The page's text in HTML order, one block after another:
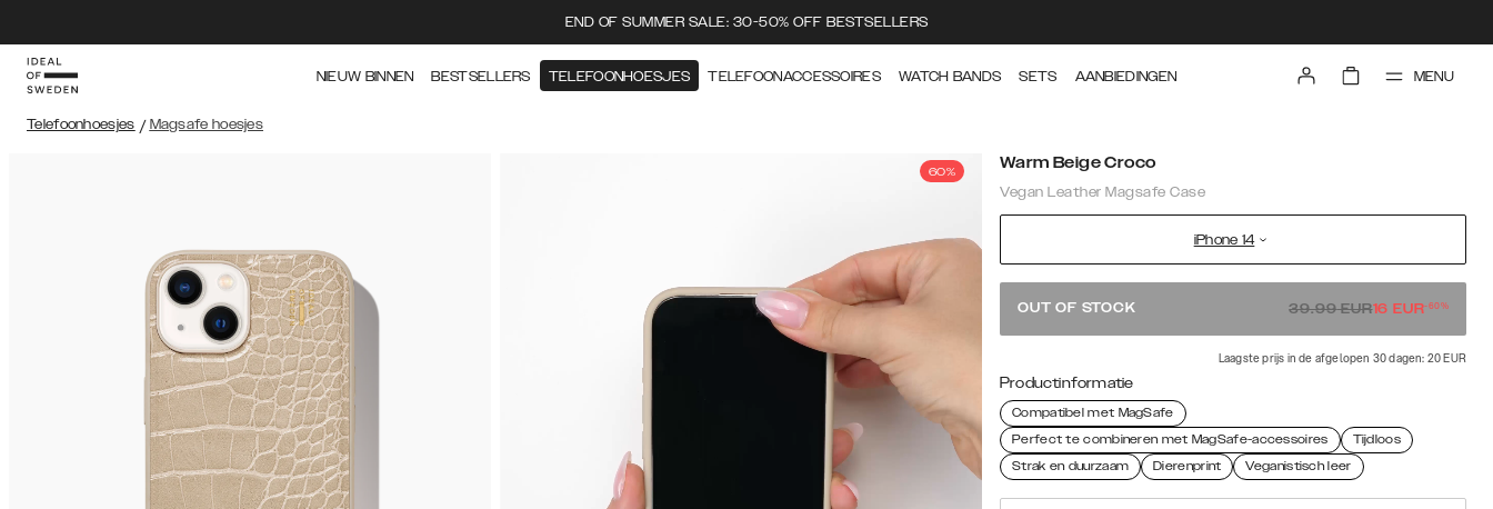
END OF SUMMER SALE: 30-50% OFF BESTSELLERS
NIEUW BINNEN BESTSELLERS TELEFOONHOESJES TELEFOONACCESSOIRES WATCH BANDS SETS AANBIEDINGEN MENU
Telefoonhoesjes / Magsafe hoesjes
60% Warm Beige Croco
Vegan Leather Magsafe Case
iPhone 14
OUT OF STOCK 39.99EUR16 EUR-60%
Laagste prijs in de afgelopen 30 dagen: 20 EUR
Productinformatie
Compatibel met MagSafe
Perfect te combineren met MagSafe-accessoires
Tijdloos
Strak en duurzaam
Dierenprint Veganistisch leer